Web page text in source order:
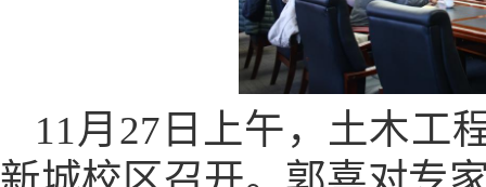
11月27日上午，土木工